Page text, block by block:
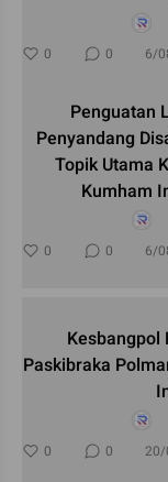
0 0 6/
Penguatan
Penyandang
Topik Utama
Kumham
0 0 6/
Kesbangpol
Paskibraka
0 0